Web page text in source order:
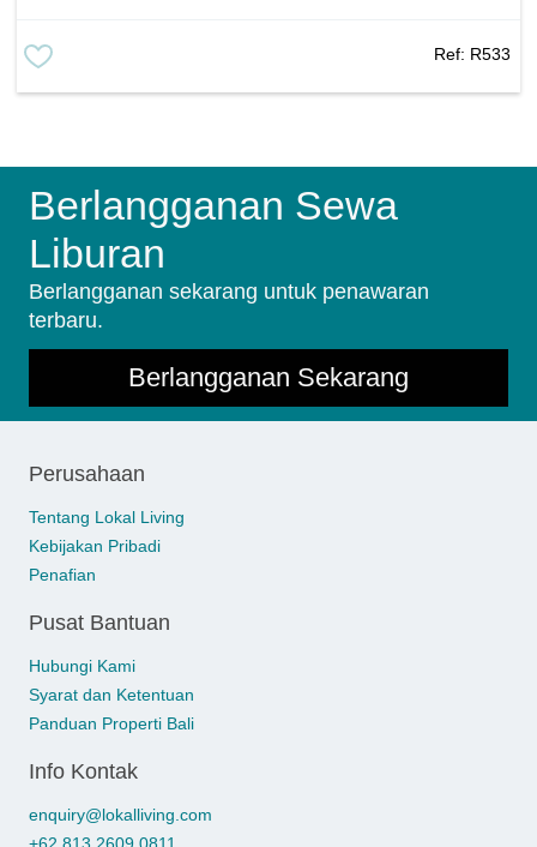
Ref: R533
Berlangganan Sewa
Liburan
Berlangganan sekarang untuk penawaran
terbaru.
Berlangganan Sekarang
Perusahaan
Tentang Lokal Living
Kebijakan Pribadi
Penafian
Pusat Bantuan
Hubungi Kami
Syarat dan Ketentuan
Panduan Properti Bali
Info Kontak
enquiry@lokalliving.com
+62 813 2609 0811